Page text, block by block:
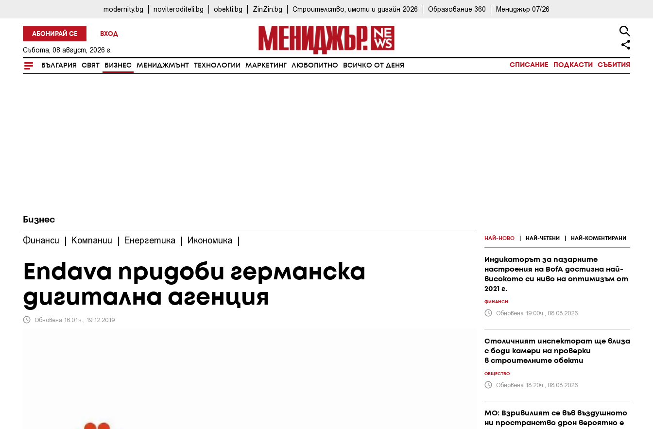
modernity.bg noviteroditeli.bg obekti.bg ZinZin.bg Строителство, имоти и дизайн 2026 Образование 360 Мениджър 07/26
АБОНИРАЙ СЕ ВХОД
Събота, 08 август, 2026 г.
БЪЛГАРИЯ СВЯТ БИЗНЕС МЕНИДЖМЪНТ ТЕХНОЛОГИИ МАРКЕТИНГ ЛЮБОПИТНО ВСИЧКО ОТ ДЕНЯ СПИСАНИЕ ПОДКАСТИ СЪБИТИЯ
Бизнес
Финанси | Компании | Енергетика | Икономика |
Endava придоби германска
дигитална агенция
Обновена 16:01ч., 19.12.2019
НАЙ-НОВО НАЙ-ЧЕТЕНИ НАЙ-КОМЕНТИРАНИ
Индикаторът за пазарните
настроения на BofA достигна най-
високото си ниво на оптимизъм от
2021 г.
ФИНАНСИ
Обновена 19:00ч., 08.08.2026
Столичният инспекторат ще влиза
с боди камери на проверки
в строителните обекти
ОБЩЕСТВО
Обновена 18:20ч., 08.08.2026
МО: Взривилият се във въздушното
ни пространство дрон вероятно е